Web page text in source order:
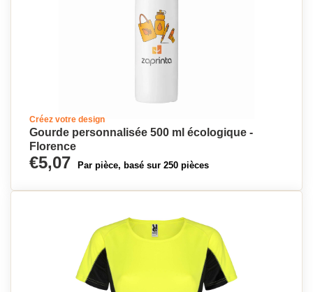
Créez votre design
Gourde personnalisée 500 ml écologique -
Florence
€5,07 Par pièce, basé sur 250 pièces